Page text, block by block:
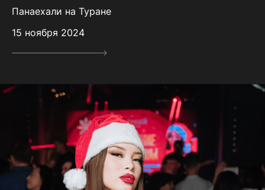
Панаехали на Туране
15 ноября 2024